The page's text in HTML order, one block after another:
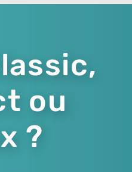
ou
?